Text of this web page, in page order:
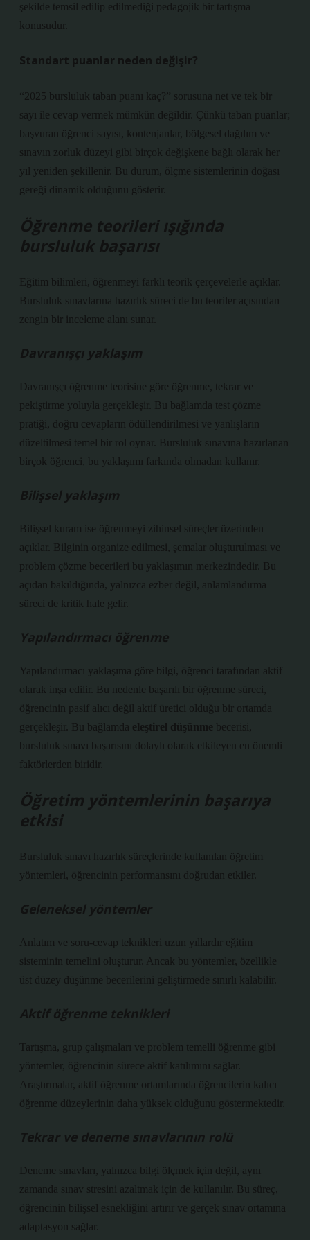
şekilde temsil edilip edilmediği pedagojik bir tartışma
konusudur.
Standart puanlar neden değişir?
“2025 bursluluk taban puanı kaç?” sorusuna net ve tek bir
sayı ile cevap vermek mümkün değildir. Çünkü taban puanlar;
başvuran öğrenci sayısı, kontenjanlar, bölgesel dağılım ve
sınavın zorluk düzeyi gibi birçok değişkene bağlı olarak her
yıl yeniden şekillenir. Bu durum, ölçme sistemlerinin doğası
gereği dinamik olduğunu gösterir.
Öğrenme teorileri ışığında
bursluluk başarısı
Eğitim bilimleri, öğrenmeyi farklı teorik çerçevelerle açıklar.
Bursluluk sınavlarına hazırlık süreci de bu teoriler açısından
zengin bir inceleme alanı sunar.
Davranışçı yaklaşım
Davranışçı öğrenme teorisine göre öğrenme, tekrar ve
pekiştirme yoluyla gerçekleşir. Bu bağlamda test çözme
pratiği, doğru cevapların ödüllendirilmesi ve yanlışların
düzeltilmesi temel bir rol oynar. Bursluluk sınavına hazırlanan
birçok öğrenci, bu yaklaşımı farkında olmadan kullanır.
Bilişsel yaklaşım
Bilişsel kuram ise öğrenmeyi zihinsel süreçler üzerinden
açıklar. Bilginin organize edilmesi, şemalar oluşturulması ve
problem çözme becerileri bu yaklaşımın merkezindedir. Bu
açıdan bakıldığında, yalnızca ezber değil, anlamlandırma
süreci de kritik hale gelir.
Yapılandırmacı öğrenme
Yapılandırmacı yaklaşıma göre bilgi, öğrenci tarafından aktif
olarak inşa edilir. Bu nedenle başarılı bir öğrenme süreci,
öğrencinin pasif alıcı değil aktif üretici olduğu bir ortamda
gerçekleşir. Bu bağlamda eleştirel düşünme becerisi,
bursluluk sınavı başarısını dolaylı olarak etkileyen en önemli
faktörlerden biridir.
Öğretim yöntemlerinin başarıya
etkisi
Bursluluk sınavı hazırlık süreçlerinde kullanılan öğretim
yöntemleri, öğrencinin performansını doğrudan etkiler.
Geleneksel yöntemler
Anlatım ve soru-cevap teknikleri uzun yıllardır eğitim
sisteminin temelini oluşturur. Ancak bu yöntemler, özellikle
üst düzey düşünme becerilerini geliştirmede sınırlı kalabilir.
Aktif öğrenme teknikleri
Tartışma, grup çalışmaları ve problem temelli öğrenme gibi
yöntemler, öğrencinin sürece aktif katılımını sağlar.
Araştırmalar, aktif öğrenme ortamlarında öğrencilerin kalıcı
öğrenme düzeylerinin daha yüksek olduğunu göstermektedir.
Tekrar ve deneme sınavlarının rolü
Deneme sınavları, yalnızca bilgi ölçmek için değil, aynı
zamanda sınav stresini azaltmak için de kullanılır. Bu süreç,
öğrencinin bilişsel esnekliğini artırır ve gerçek sınav ortamına
adaptasyon sağlar.